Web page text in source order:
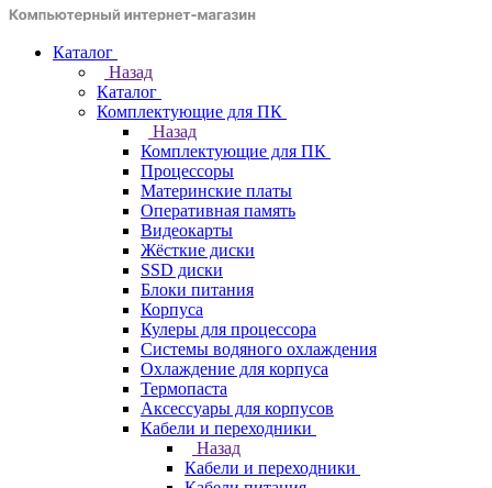
Каталог
Назад
Каталог
Комплектующие для ПК
Назад
Комплектующие для ПК
Процессоры
Материнские платы
Оперативная память
Видеокарты
Жёсткие диски
SSD диски
Блоки питания
Корпуса
Кулеры для процессора
Системы водяного охлаждения
Охлаждение для корпуса
Термопаста
Аксессуары для корпусов
Кабели и переходники
Назад
Кабели и переходники